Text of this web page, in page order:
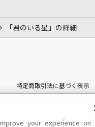
「君のいる星」の詳細
特定商取引法に基づく表示
your experience on